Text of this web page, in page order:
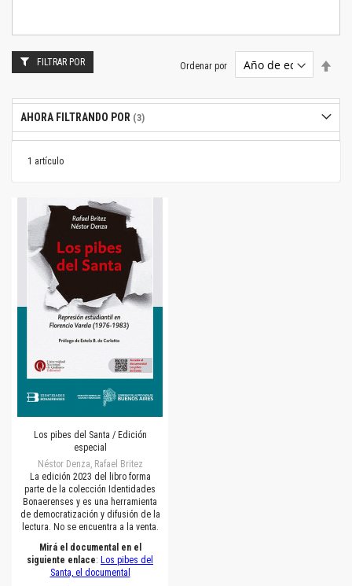
1 artículo
Ordenar por
Los pibes del Santa / Edición
especial
Néstor Denza, Rafael Britez
La edición 2023 del libro forma
parte de la colección Identidades
Bonaerenses y es una herramienta
de democratización y difusión de la
lectura. No se encuentra a la venta.
Mirá el documental en el
siguiente enlace: Los pibes del
Santa, el documental
FILTRAR POR
AHORA FILTRANDO POR